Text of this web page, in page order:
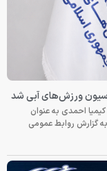
ورزش‌های آبی شد
احمدی به عنوان
گزارش روابط عمومی